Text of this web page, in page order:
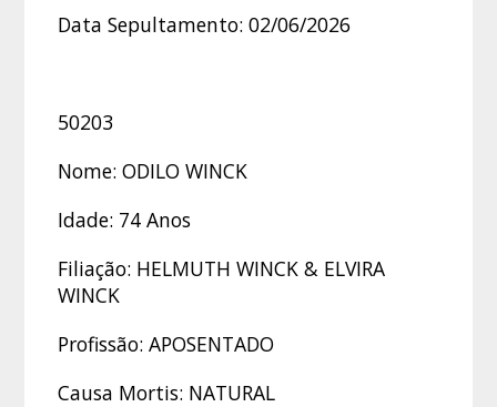
Data Sepultamento: 02/06/2026
50203
Nome: ODILO WINCK
Idade: 74 Anos
Filiação: HELMUTH WINCK & ELVIRA
WINCK
Profissão: APOSENTADO
Causa Mortis: NATURAL